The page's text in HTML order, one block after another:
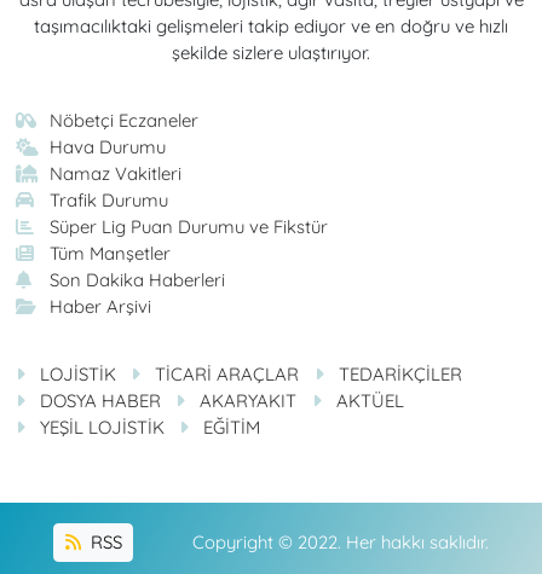
taşımacılıktaki gelişmeleri takip ediyor ve en doğru ve hızlı
şekilde sizlere ulaştırıyor.
Nöbetçi Eczaneler
Hava Durumu
Namaz Vakitleri
Trafik Durumu
Süper Lig Puan Durumu ve Fikstür
Tüm Manşetler
Son Dakika Haberleri
Haber Arşivi
LOJİSTİK TİCARİ ARAÇLAR
TEDARİKÇİLER
DOSYA HABER
AKARYAKIT
AKTÜEL
YEŞİL LOJİSTİK
EĞİTİM
RSS Copyright © 2022. Her hakkı saklıdır.